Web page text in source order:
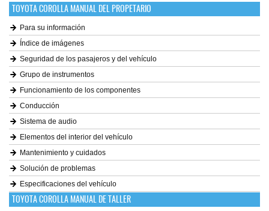
TOYOTA COROLLA MANUAL DEL PROPETARIO
Para su información
Índice de imágenes
Seguridad de los pasajeros y del vehículo
Grupo de instrumentos
Funcionamiento de los componentes
Conducción
Sistema de audio
Elementos del interior del vehículo
Mantenimiento y cuidados
Solución de problemas
Especificaciones del vehículo
TOYOTA COROLLA MANUAL DE TALLER